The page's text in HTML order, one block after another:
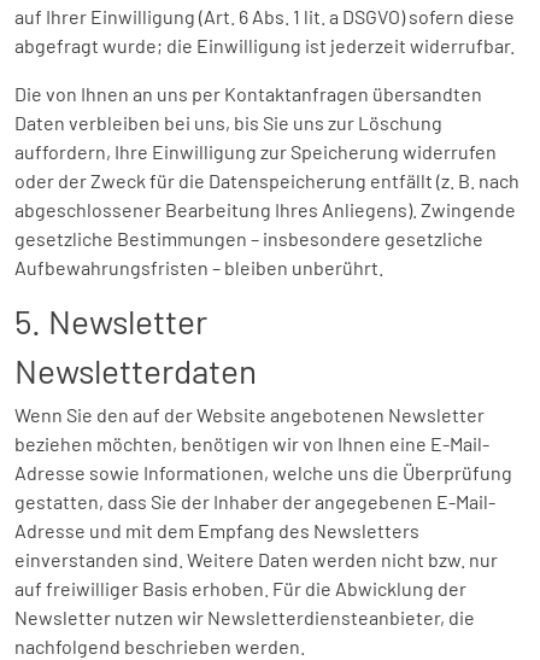
auf Ihrer Einwilligung (Art. 6 Abs. 1 lit. a DSGVO) sofern diese
abgefragt wurde; die Einwilligung ist jederzeit widerrufbar.
Die von Ihnen an uns per Kontaktanfragen übersandten
Daten verbleiben bei uns, bis Sie uns zur Löschung
auffordern, Ihre Einwilligung zur Speicherung widerrufen
oder der Zweck für die Datenspeicherung entfällt (z. B. nach
abgeschlossener Bearbeitung Ihres Anliegens). Zwingende
gesetzliche Bestimmungen – insbesondere gesetzliche
Aufbewahrungsfristen – bleiben unberührt.
5. Newsletter
Newsletter­daten
Wenn Sie den auf der Website angebotenen Newsletter
beziehen möchten, benötigen wir von Ihnen eine E-Mail-
Adresse sowie Informationen, welche uns die Überprüfung
gestatten, dass Sie der Inhaber der angegebenen E-Mail-
Adresse und mit dem Empfang des Newsletters
einverstanden sind. Weitere Daten werden nicht bzw. nur
auf freiwilliger Basis erhoben. Für die Abwicklung der
Newsletter nutzen wir Newsletterdiensteanbieter, die
nachfolgend beschrieben werden.